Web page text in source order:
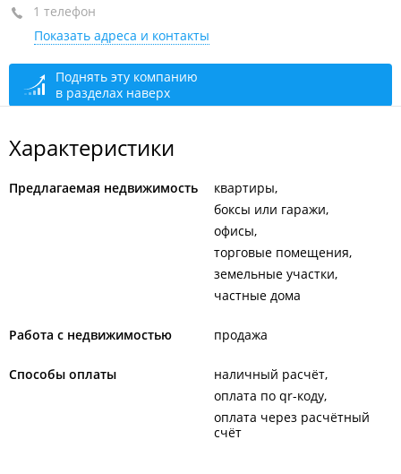
+7 902 480-51-48
сегодня закрыто
1 телефон
Показать адреса и контакты
Поднять эту компанию
в разделах наверх
Характеристики
Предлагаемая недвижимость
квартиры
боксы или гаражи
офисы
торговые помещения
земельные участки
частные дома
Работа с недвижимостью продажа
Способы оплаты
наличный расчёт
оплата по qr-коду
оплата через расчётный
счёт